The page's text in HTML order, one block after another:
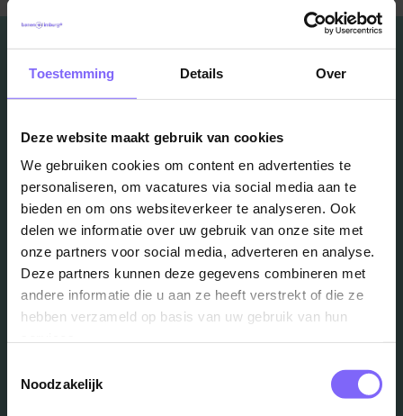
Toestemming Details Over
Deze website maakt gebruik van cookies
We gebruiken cookies om content en advertenties te
personaliseren, om vacatures via social media aan te
bieden en om ons websiteverkeer te analyseren. Ook
delen we informatie over uw gebruik van onze site met
onze partners voor social media, adverteren en analyse.
Deze partners kunnen deze gegevens combineren met
andere informatie die u aan ze heeft verstrekt of die ze
hebben verzameld op basis van uw gebruik van hun
Noodzakelijk
Vacatures
in je mailbox?
Schrijf je in en we houden je op de hoogte
Job Alert instellen